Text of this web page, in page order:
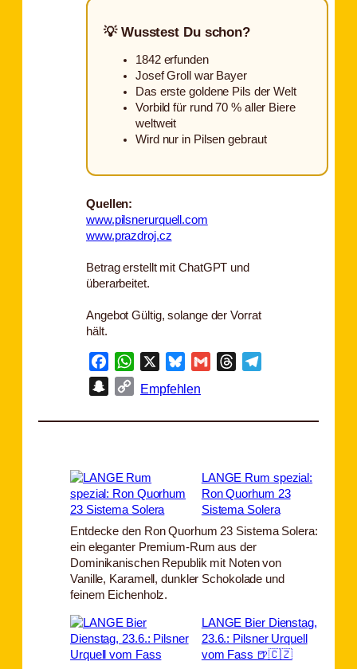
💡 Wusstest Du schon?
1842 erfunden
Josef Groll war Bayer
Das erste goldene Pils der Welt
Vorbild für rund 70 % aller Biere
weltweit
Wird nur in Pilsen gebraut
Quellen:
www.pilsnerurquell.com
www.prazdroj.cz
Betrag erstellt mit ChatGPT und
überarbeitet.
Angebot Gültig, solange der Vorrat
hält.
FacebookWhatsApp Bluesky
Gmail Threads
Snapchat
Copy
Empfehlen
LANGE Rum spezial:
Ron Quorhum 23
Sistema Solera
Entdecke den Ron Quorhum 23 Sistema Solera:
ein eleganter Premium-Rum aus der
Dominikanischen Republik mit Noten von
Vanille, Karamell, dunkler Schokolade und
feinem Eichenholz.
LANGE Bier Dienstag,
23.6.: Pilsner Urquell
vom Fass 🍺🇨🇿